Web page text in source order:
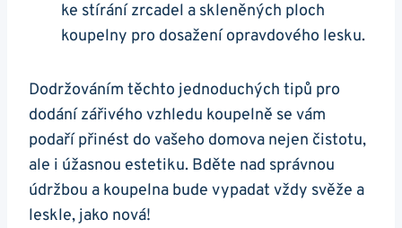
ke stírání zrcadel a skleněných ploch
koupelny pro dosažení opravdového lesku.
Dodržováním těchto jednoduchých tipů pro
dodání zářivého vzhledu koupelně se vám
podaří přinést do vašeho domova nejen čistotu,
ale i úžasnou estetiku. Bděte nad správnou
údržbou a koupelna bude vypadat vždy svěže a
leskle, jako nová!